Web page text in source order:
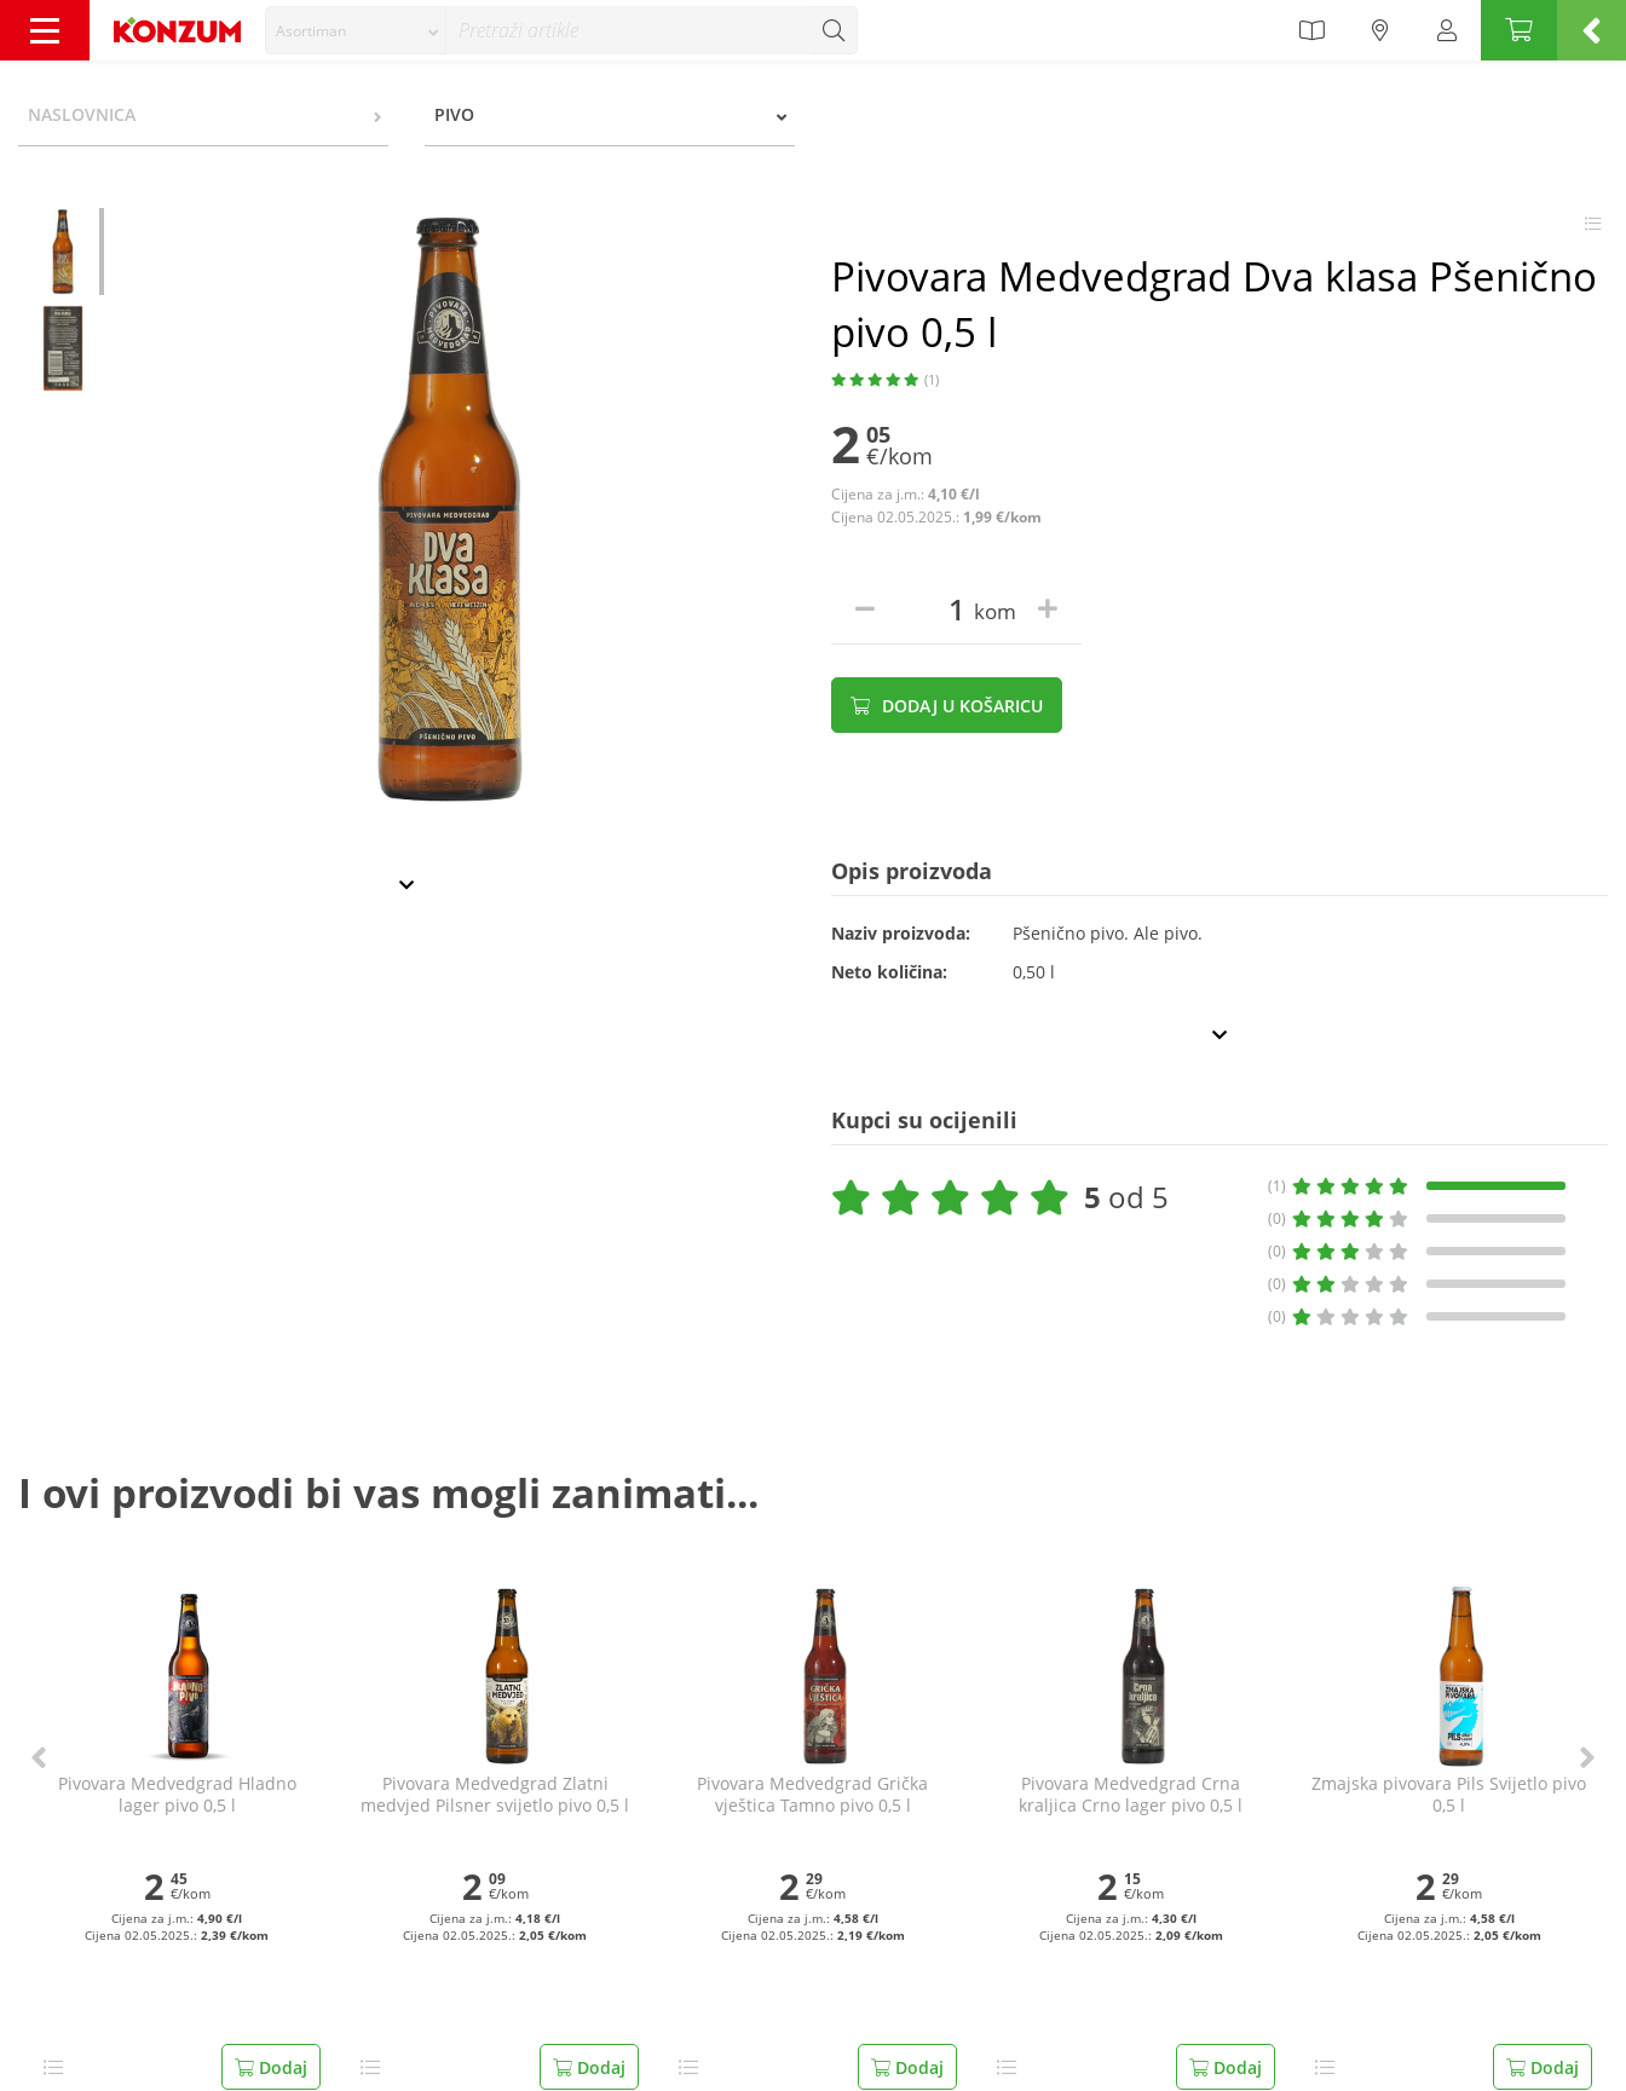
Asortiman
NASLOVNICA PIVO
Pivovara Medvedgrad Dva klasa Pšenično
pivo 0,5 l
(1)
2 05
€/kom
Cijena za j.m.: 4,10 €/l
Cijena 02.05.2025.: 1,99 €/kom
kom
DODAJ U KOŠARICU
Opis proizvoda
Naziv proizvoda:
Pšenično pivo. Ale pivo.
Neto količina:
0,50 l
Kupci su ocijenili
5 od 5
(1)
(0)
(0)
(0)
(0)
I ovi proizvodi bi vas mogli zanimati...
Pivovara Medvedgrad Hladno
lager pivo 0,5 l
2 45
€/kom
Cijena za j.m.:4,90 €/l
Cijena 02.05.2025.:2,39 €/kom
Dodaj
Pivovara Medvedgrad Zlatni
medvjed Pilsner svijetlo pivo 0,5 l
2 09
€/kom
Cijena za j.m.:4,18 €/l
Cijena 02.05.2025.:2,05 €/kom
Dodaj
Pivovara Medvedgrad Grička
vještica Tamno pivo 0,5 l
2 29
€/kom
Cijena za j.m.: 4,58 €/l
Cijena 02.05.2025.: 2,19 €/kom
Dodaj
Pivovara Medvedgrad Crna
kraljica Crno lager pivo 0,5 l
2 15
€/kom
Cijena za j.m.: 4,30 €/l
Cijena 02.05.2025.: 2,09 €/kom
Dodaj
Zmajska pivovara Pils Svijetlo pivo
0,5 l
2 29
€/kom
Cijena za j.m.: 4,58 €/l
Cijena 02.05.2025.: 2,05 €/kom
Dodaj